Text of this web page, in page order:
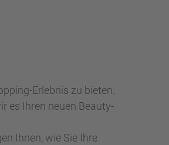
Erlebnis zu bieten.
es Ihren neuen Beauty-
Ihnen, wie Sie Ihre